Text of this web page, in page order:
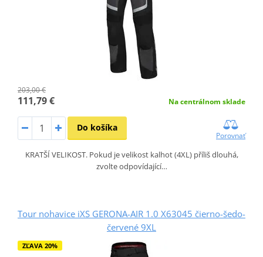
203,00 €
111,79 € Na centrálnom sklade
Do košíka
Porovnať
KRATŠÍ VELIKOST. Pokud je velikost kalhot (4XL) příliš dlouhá,
zvolte odpovídající…
Tour nohavice iXS GERONA-AIR 1.0 X63045 čierno-šedo-
červené 9XL
ZĽAVA 20%